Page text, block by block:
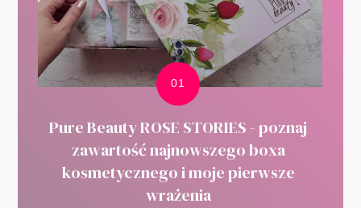
Pure Beauty ROSE STORIES - poznaj
zawartość najnowszego boxa
kosmetycznego i moje pierwsze
wrażenia